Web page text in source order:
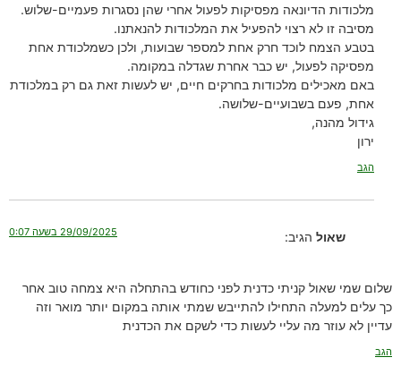
מלכודות הדיונאה מפסיקות לפעול אחרי שהן נסגרות פעמיים-שלוש.
מסיבה זו לא רצוי להפעיל את המלכודות להנאתנו.
בטבע הצמח לוכד חרק אחת למספר שבועות, ולכן כשמלכודת אחת
מפסיקה לפעול, יש כבר אחרת שגדלה במקומה.
באם מאכילים מלכודות בחרקים חיים, יש לעשות זאת גם רק במלכודת
אחת, פעם בשבועיים-שלושה.
גידול מהנה,
ירון
הגב
שאול הגיב: 29/09/2025 בשעה 0:07
שלום שמי שאול קניתי כדנית לפני כחודש בהתחלה היא צמחה טוב אחר
כך עלים למעלה התחילו להתייבש שמתי אותה במקום יותר מואר וזה
עדיין לא עוזר מה עליי לעשות כדי לשקם את הכדנית
הגב